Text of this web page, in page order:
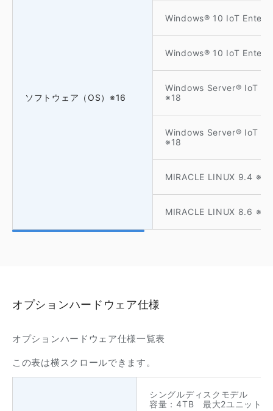
ソフトウェア（OS）※16
Windows® 10 IoT
Windows® 10 IoT
Windows Server® IoT
※18
Windows Server® IoT
※18
MIRACLE LINUX 9.4 ※19
MIRACLE LINUX 8.6 ※19
オプションハードウェア仕様
オプションハードウェア仕様一覧表
この表は横スクロールできます。
シングルディスクモデル
容量：4TB 最大2ユニット実